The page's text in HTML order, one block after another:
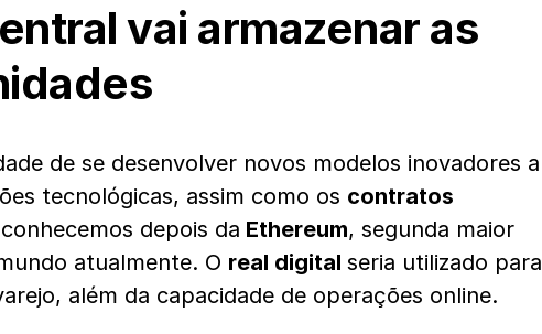
vai armazenar as
de se desenvolver novos modelos inovadores a
tecnológicas, assim como os contratos
depois da Ethereum, segunda maior
atualmente. O real digital seria utilizado para
além da capacidade de operações online.